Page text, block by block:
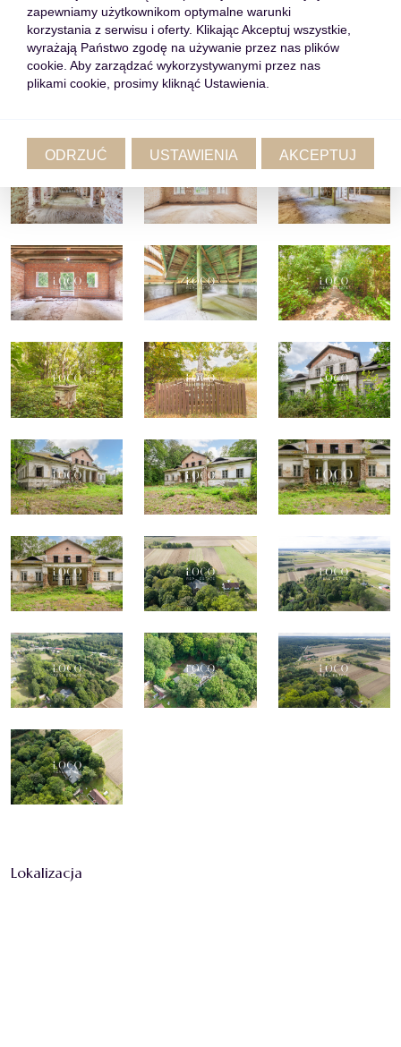
Lokalizacja
zapewniamy użytkownikom optymalne warunki
korzystania z serwisu i oferty. Klikając Akceptuj wszystkie,
wyrażają Państwo zgodę na używanie przez nas plików
cookie. Aby zarządzać wykorzystywanymi przez nas
plikami cookie, prosimy kliknąć Ustawienia.
ODRZUĆ USTAWIENIA AKCEPTUJ